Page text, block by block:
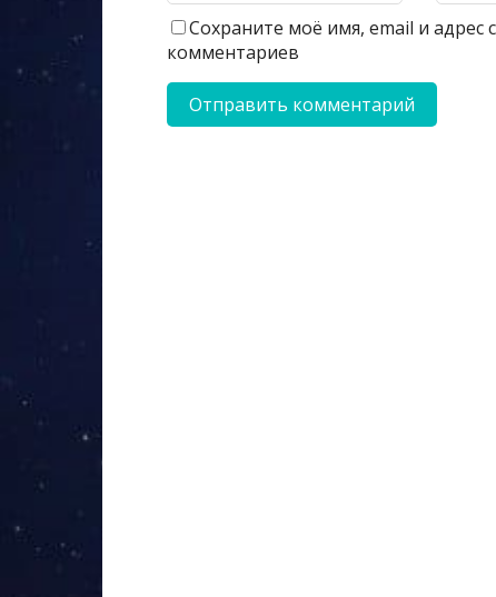
Сохраните моё имя, email и адрес
комментариев